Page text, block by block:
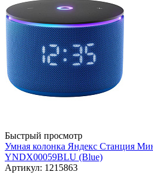
Быстрый просмотр
Умная колонка Яндекс Станция
YNDX00059BLU (Blue)
Артикул: 1215863